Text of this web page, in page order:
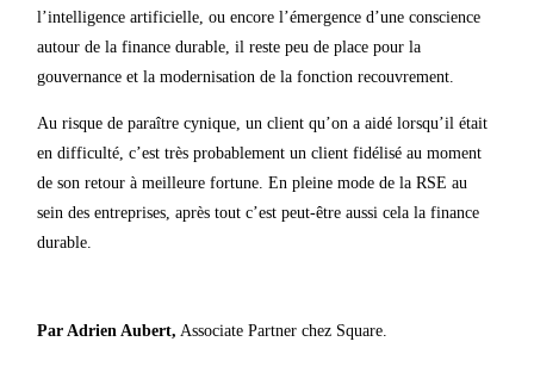
l’intelligence artificielle, ou encore l’émergence d’une conscience
autour de la finance durable, il reste peu de place pour la
gouvernance et la modernisation de la fonction recouvrement.
Au risque de paraître cynique, un client qu’on a aidé lorsqu’il était
en difficulté, c’est très probablement un client fidélisé au moment
de son retour à meilleure fortune. En pleine mode de la RSE au
sein des entreprises, après tout c’est peut-être aussi cela la finance
durable.
Par Adrien Aubert, Associate Partner chez Square.